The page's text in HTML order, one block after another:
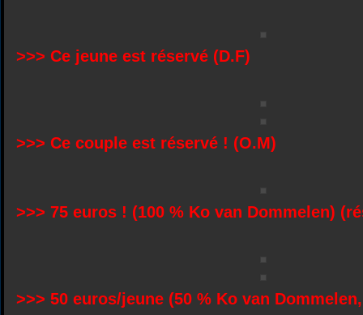
>>> Ce jeune est réservé (D.F)
>>> Ce couple est réservé ! (O.M)
>>> 75 euros ! (100 % Ko van Dommelen)
>>> 50 euros/jeune (50 % Ko van